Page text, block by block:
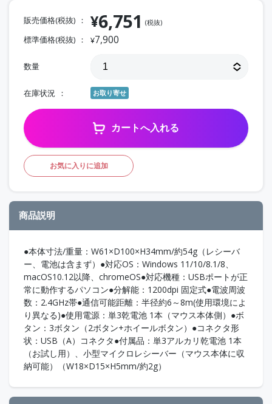
販売価格(税抜) ¥6,751 (税抜)
標準価格(税抜) ¥7,900
数量
在庫状況 お取り寄せ
カートへ入れる
お気に入りに追加
商品説明
●本体寸法/重量：W61×D100×H34mm/約54g（レシーバ
ー、電池は含まず）●対応OS：Windows 11/10/8.1/8、
macOS10.12以降、chromeOS●対応機種：USBポートが正
常に動作するパソコン●分解能：1200dpi 固定式●電波周波
数：2.4GHz帯●通信可能距離：半径約6～8m(使用環境によ
り異なる)●使用電源：単3乾電池 1本（マウス本体側）●ボ
タン：3ボタン（2ボタン+ホイールボタン）●コネクタ形
状：USB（A）コネクタ●付属品：単3アルカリ乾電池 1本
（お試し用）、小型マイクロレシーバー（マウス本体に収
納可能）（W18×D15×H5mm/約2g）